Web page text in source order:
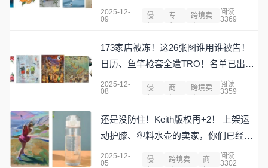
IP别大意！发夹、双头沐浴也都有危
险？！
2025-12-
09
侵
专
跨境卖
阅读
3369
173家店被冻！这26张图谁用谁被告！
日历、鱼竿枪套全遭TRO！名单已出，
卖家们，快止损吧！
2025-12-
08
侵
商
跨境卖
阅读
3359
还是没防住！Keith版权再+2！ 上架运
动护膝、塑料水壶的卖家，你们已经被
盯上了！快进来排雷！
2025-12-
05
侵
跨境卖
商
阅读
3302